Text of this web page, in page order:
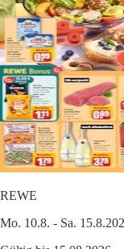
REWE
Mo. 10.8. - Sa.